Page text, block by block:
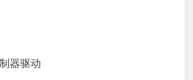
器驱动